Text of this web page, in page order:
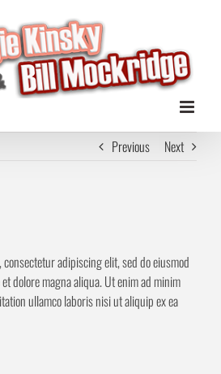
Previous Next
adipiscing elit, sed do eiusmod
dolore magna aliqua. Ut enim ad minim
ullamco laboris nisi ut aliquip ex ea